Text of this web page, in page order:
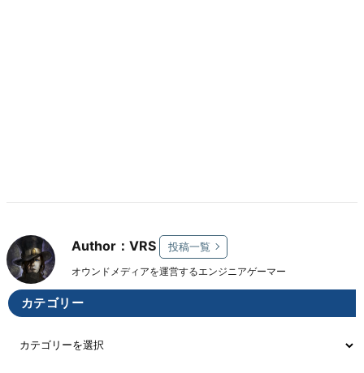
Author：VRS 投稿一覧
オウンドメディアを運営するエンジニアゲーマー
カテゴリー